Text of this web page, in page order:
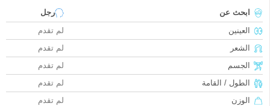
ابحث عن
رجل
العينين
لم تقدم
الشعر
لم تقدم
الجسم
لم تقدم
الطول / القامة
لم تقدم
الوزن
لم تقدم